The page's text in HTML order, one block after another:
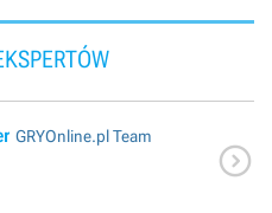
GRYOnline.pl Team
